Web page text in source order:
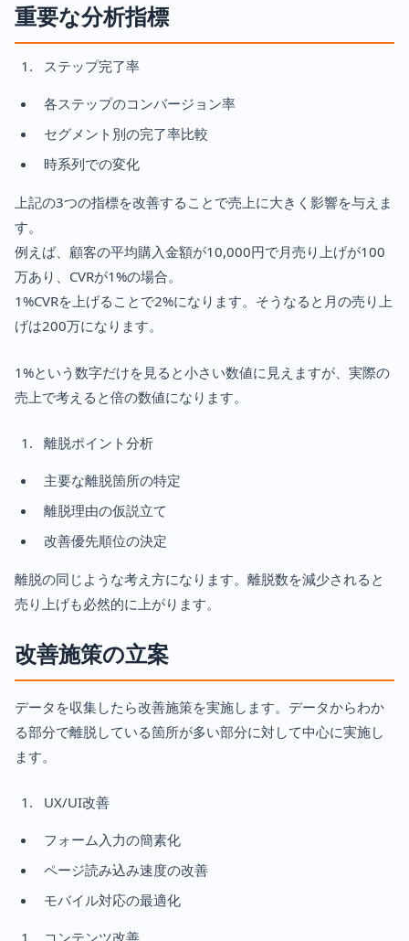
重要な分析指標
ステップ完了率
各ステップのコンバージョン率
セグメント別の完了率比較
時系列での変化
上記の3つの指標を改善することで売上に大きく影響を与えま
す。
例えば、顧客の平均購入金額が10,000円で月売り上げが100
万あり、CVRが1%の場合。
1%CVRを上げることで2%になります。そうなると月の売り上
げは200万になります。
1%という数字だけを見ると小さい数値に見えますが、実際の
売上で考えると倍の数値になります。
離脱ポイント分析
主要な離脱箇所の特定
離脱理由の仮説立て
改善優先順位の決定
離脱の同じような考え方になります。離脱数を減少されると
売り上げも必然的に上がります。
改善施策の立案
データを収集したら改善施策を実施します。データからわか
る部分で離脱している箇所が多い部分に対して中心に実施し
ます。
UX/UI改善
フォーム入力の簡素化
ページ読み込み速度の改善
モバイル対応の最適化